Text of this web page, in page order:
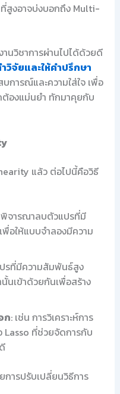
ที่สูงอาจบ่งบอกถึง Multi-
นวิชาการผ่านไปได้ด้วยดี
วิจัยและให้คำปรึกษา
การณ์และความใส่ใจ เพื่อ
องแม่นยำ ทักมาคุยกับ
แล้ว ต่อไปนี้คือวิธี
พิจารณาลบตัวแปรที่มี
อให้แบบจำลองมีความ
รที่มีความสัมพันธ์สูง
นเข้าด้วยกันเพื่อสร้าง
ก: เช่น การวิเคราะห์การ
ที่ช่วยจัดการกับ
การปรับเปลี่ยนวิธีการ